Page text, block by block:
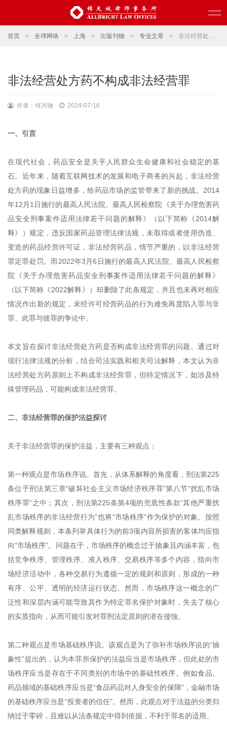
首页 > 全球网络 > 上海 > 出版刊物 > 专业文章 > 非法经营处方药不构成非法经营罪
非法经营处方药不构成非法经营罪
作者：何兴驰 2024-07-16
一、引言
在现代社会，药品安全是关乎人民群众生命健康和社会稳定的基
石。近年来，随着互联网技术的发展和电子商务的兴起，非法经营
处方药的现象日益增多，给药品市场的监管带来了新的挑战。2014
年12月1日施行的最高人民法院、最高人民检察院《关于办理危害药
品安全刑事案件适用法律若干问题的解释》（以下简称《2014解
释》）规定，违反国家药品管理法律法规，未取得或者使用伪造、
变造的药品经营许可证，非法经营药品，情节严重的，以非法经营
罪定罪处罚。而2022年3月6日施行的最高人民法院、最高人民检察
院《关于办理危害药品安全刑事案件适用法律若干问题的解释》
（以下简称《2022解释》）却删除了此条规定，并且也未再对相应
情况作出新的规定，未经许可经营药品的行为难免再度陷入罪与非
罪、此罪与彼罪的争论中。
本文旨在探讨非法经营处方药是否构成非法经营罪的问题。通过对
现行法律法规的分析，结合司法实践和相关司法解释，本文认为非
法经营处方药原则上不构成非法经营罪，但特定情况下，如涉及特
殊管理药品，可能构成非法经营罪。
二、非法经营罪的保护法益探讨
关于非法经营罪的保护法益，主要有三种观点：
第一种观点是市场秩序说。首先，从体系解释的角度看，刑法第225
条位于刑法第三章“破坏社会主义市场经济秩序罪”第八节“扰乱市场
秩序罪”之中；其次，刑法第225条第4项的兜底性条款“其他严重扰
乱市场秩序的非法经营行为”也将“市场秩序”作为保护的对象。按照
同类解释规则，本条列举具体行为的前3项内容所损害的客体均应指
向“市场秩序”。问题在于，市场秩序的概念过于抽象且内涵丰富，包
括竞争秩序、管理秩序、准入秩序、交易秩序等多个内容，指向市
场经济活动中，各种交易行为遵循一定的规则和原则，形成的一种
有序、公平、透明的经济运行状态。然而，市场秩序这一概念的广
泛性和深层内涵可能导致其作为特定罪名保护对象时，失去了核心
的实质指向，从而可能引发对罪刑法定原则的潜在侵蚀。
第二种观点是市场基础秩序说。该观点是为了弥补市场秩序说的“抽
象性”提出的，认为本罪所保护的法益应当是市场秩序，但此处的市
场秩序应当是存在于不同类别的市场中的基础性秩序。例如食品、
药品领域的基础秩序应当是“食品药品对人身安全的保障”，金融市场
的基础秩序应当是“投资者的信任”。然而，此观点对于法益的分类归
纳过于零碎，且难以从法条规定中得到依据，不利于罪名的适用。